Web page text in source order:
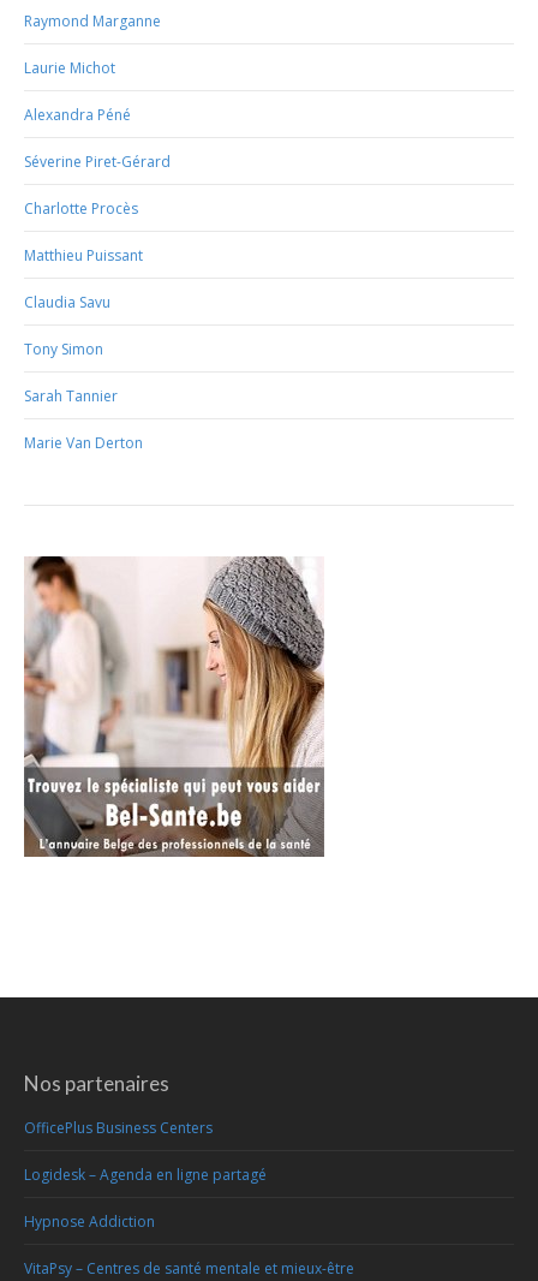
Raymond Marganne
Laurie Michot
Alexandra Péné
Séverine Piret-Gérard
Charlotte Procès
Matthieu Puissant
Claudia Savu
Tony Simon
Sarah Tannier
Marie Van Derton
Nos partenaires
OfficePlus Business Centers
Logidesk – Agenda en ligne partagé
Hypnose Addiction
VitaPsy – Centres de santé mentale et mieux-être